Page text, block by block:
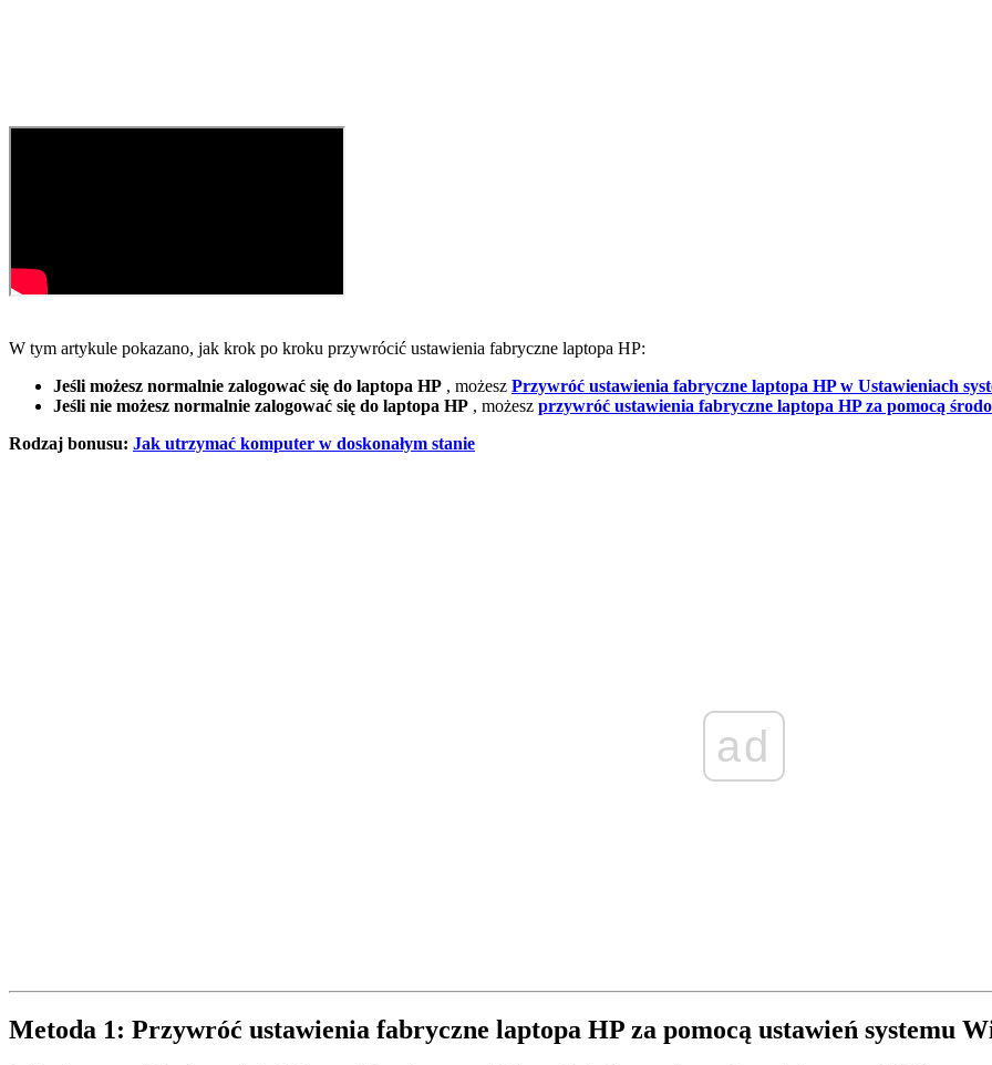
W tym artykule pokazano, jak krok po kroku przywrócić ustawienia fabryczne laptopa HP:
Jeśli możesz normalnie zalogować się do laptopa HP , możesz Przywróć ustawienia fabryczne laptopa HP w Ustawieniach
Jeśli nie możesz normalnie zalogować się do laptopa HP , możesz przywróć ustawienia fabryczne laptopa HP za pomocą
Rodzaj bonusu: Jak utrzymać komputer w doskonałym stanie
ad
Metoda 1: Przywróć ustawienia fabryczne laptopa HP za pomocą ustawień systemu